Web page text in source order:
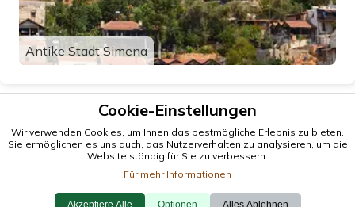
Antike Stadt Simena
Cookie-Einstellungen
Wir verwenden Cookies, um Ihnen das bestmögliche Erlebnis zu bieten.
Sie ermöglichen es uns auch, das Nutzerverhalten zu analysieren, um die
Website ständig für Sie zu verbessern.
Für mehr Informationen
Akzeptiere Alle Optionen Alles Ablehnen